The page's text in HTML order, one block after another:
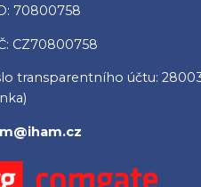
70800758
CZ70800758
transparentního účtu: